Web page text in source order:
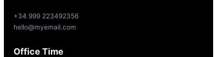
+34 999 223492356
hello@myemail.com
Office Time